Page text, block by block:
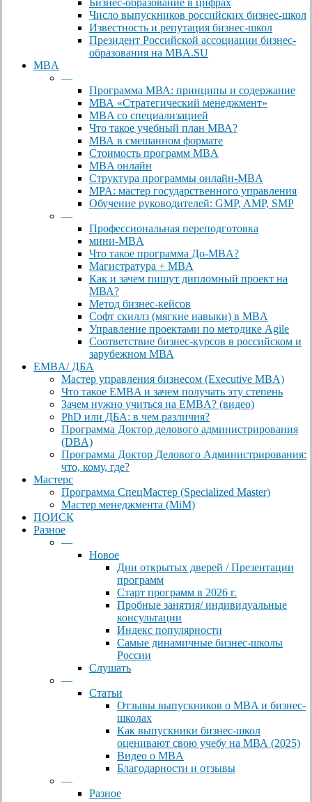
Бизнес-образование в цифрах
Число выпускников российских бизнес-школ
Известность и репутация бизнес-школ
Президент Российской ассоциации бизнес-
образования на MBA.SU
MBA
—
Программа МВА: принципы и содержание
МВА «Cтратегический менеджмент»
MBA со специализацией
Что такое учебный план МВА?
МВА в смешанном формате
Стоимость программ MBA
MBA онлайн
Cтруктура программы онлайн-MBA
MPA: мастер государственного управления
Обучение руководителей: GMP, AMP, SMP
—
Профессиональная переподготовка
мини-MBA
Что такое программа До-MBA?
Магистратура + MBA
Как и зачем пишут дипломный проект на
МВА?
Метод бизнес-кейсов
Софт скиллз (мягкие навыки) в MBA
Управление проектами по методике Agile
Соответствие бизнес-курсов в российском и
зарубежном МВА
EMBA/ ДБA
Мастер управления бизнесом (Executive MBA)
Что такое EMBA и зачем получать эту степень
Зачем нужно учиться на EMBA? (видео)
PhD или ДБА: в чем различия?
Программа Доктор делового администрирования
(DBА)
Программа Доктор Делового Администрирования:
что, кому, где?
Мастерс
Программа СпецМастер (Specialized Master)
Мастер менеджмента (MiM)
ПОИСК
Разное
—
Новое
Дни открытых дверей / Презентации
программ
Старт программ в 2026 г.
Пробные занятия/ индивидуальные
консультации
Индекс популярности
Самые динамичные бизнес-школы
России
Слушать
—
Статьи
Отзывы выпускников о MBA и бизнес-
школах
Как выпускники бизнес-школ
оценивают свою учебу на МВА (2025)
Видео о MBA
Благодарности и отзывы
—
Разное